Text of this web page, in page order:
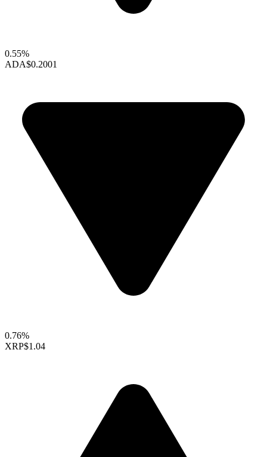
0.55%
ADA$0.2001
0.76%
XRP$1.04